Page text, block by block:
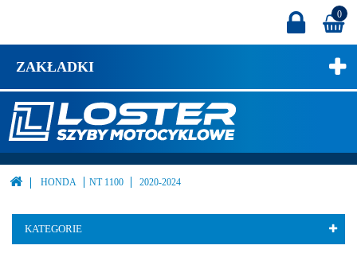
0
ZAKŁADKI
HONDA NT 1100 2020-2024
KATEGORIE